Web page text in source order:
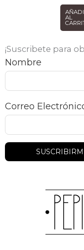
AL
¡Suscribete para
Nombre
Correo